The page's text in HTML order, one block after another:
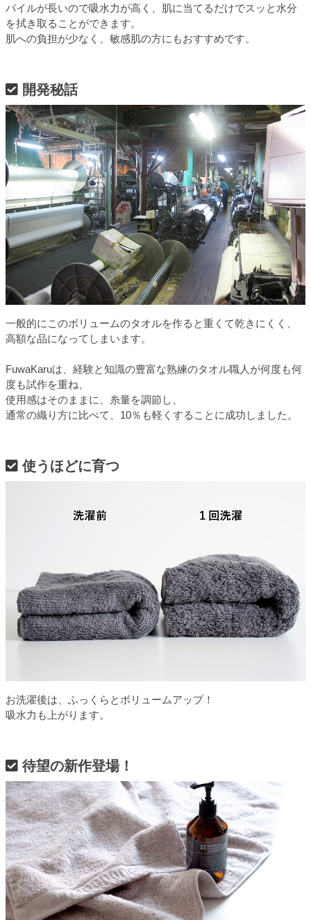
パイルが長いので吸水力が高く、肌に当てるだけでスッと水分
を拭き取ることができます。
肌への負担が少なく、敏感肌の方にもおすすめです。
開発秘話
一般的にこのボリュームのタオルを作ると重くて乾きにくく、
高額な品になってしまいます。
FuwaKaruは、経験と知識の豊富な熟練のタオル職人が何度も何
度も試作を重ね、
使用感はそのままに、糸量を調節し、
通常の織り方に比べて、10％も軽くすることに成功しました。
使うほどに育つ
お洗濯後は、ふっくらとボリュームアップ！
吸水力も上がります。
待望の新作登場！